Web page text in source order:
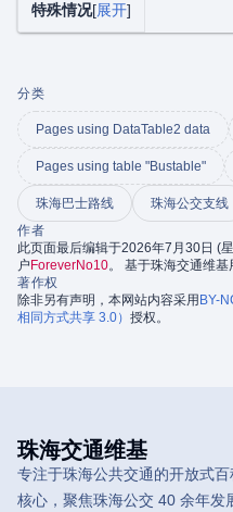
展开
特殊情况
分类
Pages using DataTable2 data
Pages using table "Bustable"
珠海巴士路线
珠海公交支线
作者
此页面最后编辑于2026年7月30日 (
户 ForeverNo10。 基于珠海交通维基
著作权
除非另有声明，本网站内容采用 BY-
相同方式共享 3.0） 授权。
珠海交通维基
专注于珠海公共交通的开放式
核心，聚焦珠海公交 40 余年发